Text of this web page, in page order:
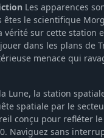
Les apparences
êtes le scientifique
vérité sur cette station
dans les plans de
menace qui
Lune, la station
spatiale par le
conçu pour refléter
Naviguez sans